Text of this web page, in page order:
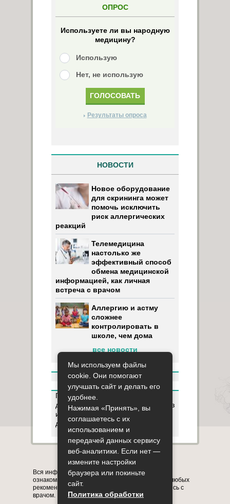
ОПРОС
Используете ли вы народную
медицину?
Использую
Нет, не использую
Результаты опроса
НОВОСТИ
Новое оборудование
для скрининга может
помочь исключить
риск аллергических
реакций
Телемедицина
настолько же
эффективный способ
обмена медицинской
информацией, как личная
встреча с врачом
Аллергию и астму
сложнее
контролировать в
школе, чем дома
все новости
Пользуясь данным ресурсом вы
даёте разрешение на сбор, анализ
и хранение своих персональных
данных согласно Правилам
Карта сайта О сайте Контакты
Вся информация на сайте представлена в
ознакомительных целях. Перед применением любых
рекомендаций обязательно проконсультируйтесь с
врачом.
Мы используем файлы
cookie. Они помогают
улучшать сайт и делать его
удобнее.
Нажимая «Принять», вы
соглашаетесь с их
использованием и
передачей данных сервису
веб-аналитики. Если нет —
измените настройки
браузера или покиньте
сайт.
Политика обработки